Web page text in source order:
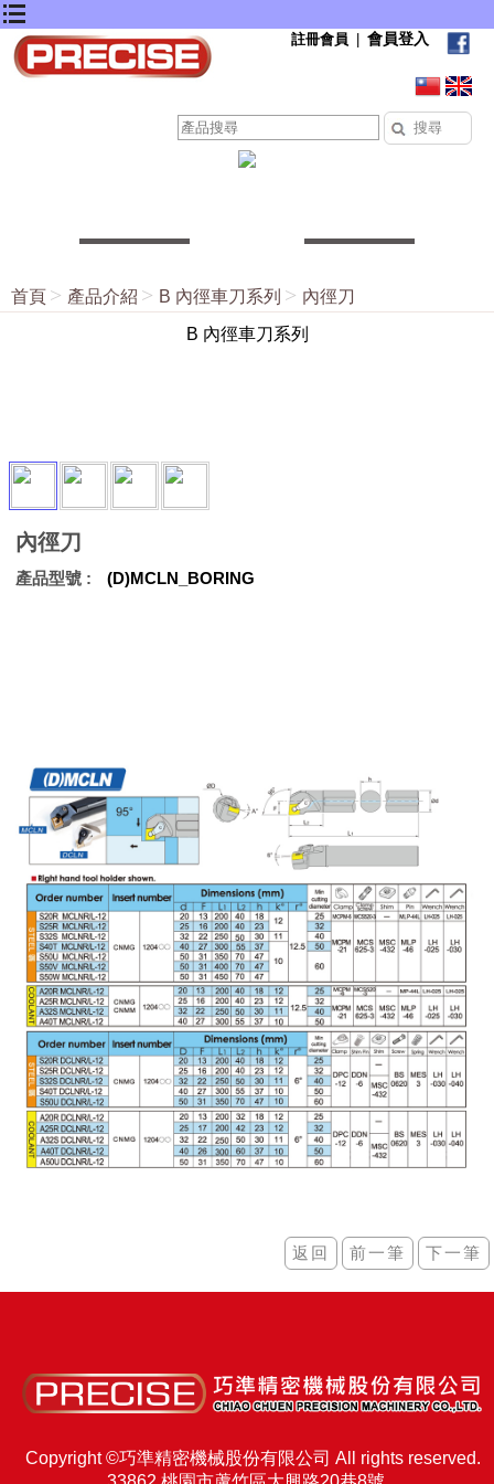
註冊會員 會員登入
首頁 產品介紹 B 內徑車刀系列
內徑刀
B 內徑車刀系列
內徑刀
產品型號 (D)MCLN_BORING
Copyright ©巧準精密機械股份有限公司 All rights reserved.